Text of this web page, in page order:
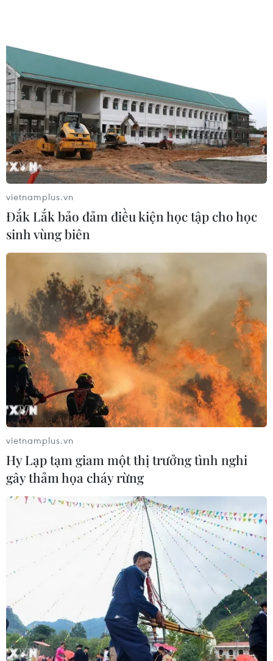
vietnamplus.vn
Đắk Lắk bảo đảm điều kiện học tập cho học
sinh vùng biên
vietnamplus.vn
Hy Lạp tạm giam một thị trưởng tình nghi
gây thảm họa cháy rừng